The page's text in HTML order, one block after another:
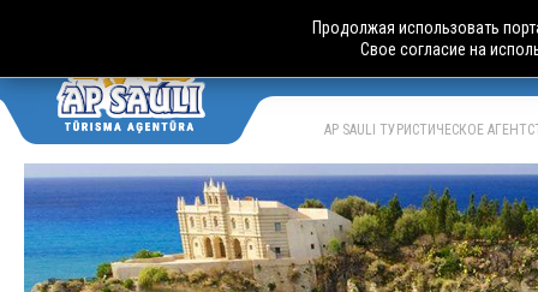
AP SAULI ТУРИСТИЧЕСКОЕ
Продолжая использовать
Свое согласие на